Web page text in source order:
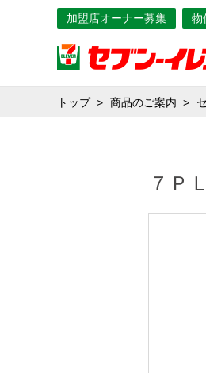
加盟店オーナー募集 物
トップ 商品のご案内
７Ｐ